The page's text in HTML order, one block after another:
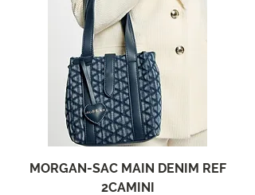
MORGAN-SAC MAIN DENIM REF
2CAMINI